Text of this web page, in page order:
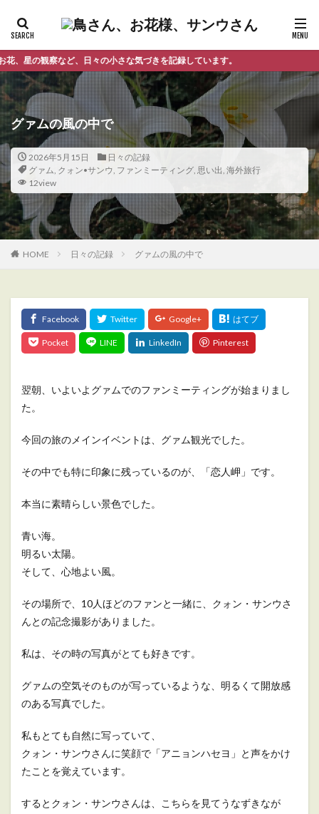
など、日々の小さな気づきを記録しています。
グァムの風の中で
2026年5月15日
日々の記録
グァム, クォン•サンウ, ファンミーティング, 思い出, 海外旅行
12view
HOME 日々の記録 グァムの風の中で
翌朝、いよいよグァムでのファンミーティングが始まりまし
た。
今回の旅のメインイベントは、グァム観光でした。
その中でも特に印象に残っているのが、「恋人岬」です。
本当に素晴らしい景色でした。
青い海。
明るい太陽。
そして、心地よい風。
その場所で、10人ほどのファンと一緒に、クォン・サンウさ
んとの記念撮影がありました。
私は、その時の写真がとても好きです。
グァムの空気そのものが写っているような、明るくて開放感
のある写真でした。
私もとても自然に写っていて、
クォン・サンウさんに笑顔で「アニョンハセヨ」と声をかけ
たことを覚えています。
するとクォン・サンウさんは、こちらを見てうなずきなが